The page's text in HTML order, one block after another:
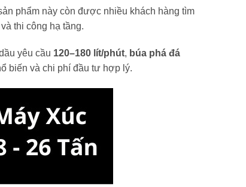
phẩm này còn được nhiều khách hàng tìm
thi công hạ tầng.
yêu cầu 120–180 lít/phút, búa phá đá
biến và chi phí đầu tư hợp lý.